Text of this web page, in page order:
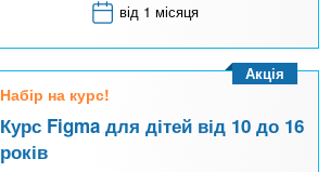
від 1 місяця
Набір на курс!
Курс Figma для дітей від 10 до 16
років
Акція